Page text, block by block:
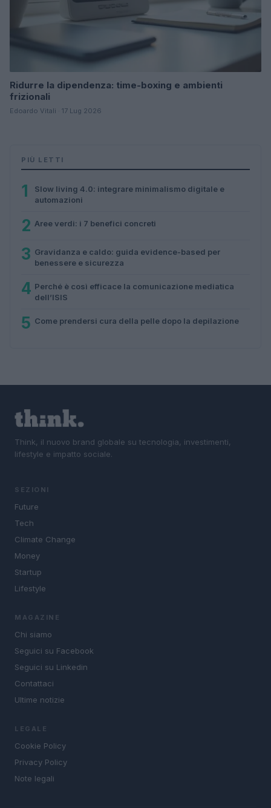
Ridurre la dipendenza: time-boxing e ambienti
frizionali
Edoardo Vitali · 17 Lug 2026
PIÙ LETTI
1
Slow living 4.0: integrare minimalismo digitale e
automazioni
2 Aree verdi: i 7 benefici concreti
3 Gravidanza e caldo: guida evidence-based per
benessere e sicurezza
4 Perché è così efficace la comunicazione mediatica
dell’ISIS
5 Come prendersi cura della pelle dopo la depilazione
Think, il nuovo brand globale su tecnologia, investimenti,
lifestyle e impatto sociale.
SEZIONI
Future
Tech
Climate Change
Money
Startup
Lifestyle
MAGAZINE
Chi siamo
Seguici su Facebook
Seguici su Linkedin
Contattaci
Ultime notizie
LEGALE
Cookie Policy
Privacy Policy
Note legali